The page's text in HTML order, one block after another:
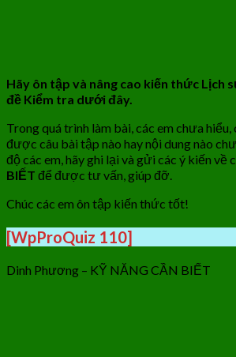
Hãy ôn tập và nâng cao kiến thức Lịch
đề Kiểm tra dưới đây.
Trong quá trình làm bài, các em chưa
được câu bài tập nào hay nội dung nào
độ các em, hãy ghi lại và gửi các ý kiến về
BIẾT để được tư vấn, giúp đỡ.
Chúc các em ôn tập kiến thức tốt!
[WpProQuiz 110]
Dinh Phương – KỸ NĂNG CẦN BIẾT